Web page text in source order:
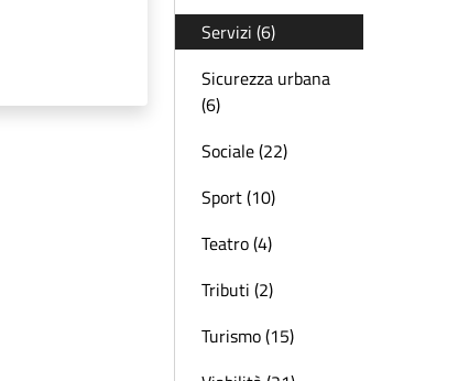
Servizi (6)
Sicurezza urbana
(6)
Sociale (22)
Sport (10)
Teatro (4)
Tributi (2)
Turismo (15)